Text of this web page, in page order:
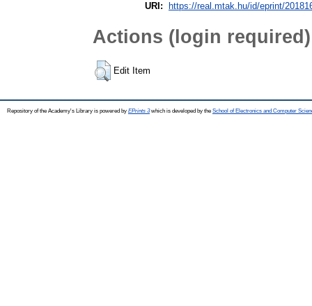
URI:
https://real.mtak.hu/id/eprint/
Actions (login required)
Edit Item
Repository of the Academy's Library is powered by EPrints 3which is developed by the School of Electronics and Computer